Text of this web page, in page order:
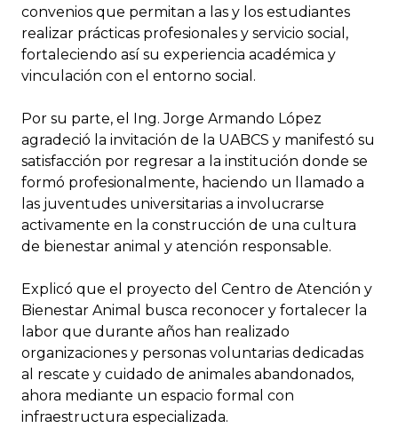
convenios que permitan a las y los estudiantes
realizar prácticas profesionales y servicio social,
fortaleciendo así su experiencia académica y
vinculación con el entorno social.
Por su parte, el Ing. Jorge Armando López
agradeció la invitación de la UABCS y manifestó su
satisfacción por regresar a la institución donde se
formó profesionalmente, haciendo un llamado a
las juventudes universitarias a involucrarse
activamente en la construcción de una cultura
de bienestar animal y atención responsable.
Explicó que el proyecto del Centro de Atención y
Bienestar Animal busca reconocer y fortalecer la
labor que durante años han realizado
organizaciones y personas voluntarias dedicadas
al rescate y cuidado de animales abandonados,
ahora mediante un espacio formal con
infraestructura especializada.